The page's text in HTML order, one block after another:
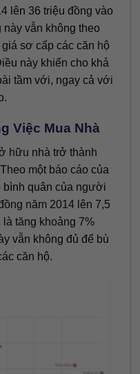
lên 36 triệu đồng vào
vẫn không theo
sơ cấp các căn hộ
này khiến cho khả
tầm với, ngay cả với
Việc Mua Nhà
hữu nhà trở thành
một báo cáo của
bình quân của người
năm 2014 lên 7,5
tăng khoảng 7%
vẫn không đủ để bù
căn hộ.